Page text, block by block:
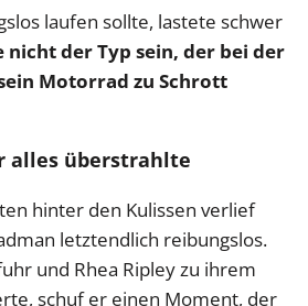
laufen sollte, lastete schwer
nicht der Typ sein, der bei der
Motorrad zu Schrott
alles überstrahlte
hinter den Kulissen verlief
letztendlich reibungslos.
und Rhea Ripley zu ihrem
schuf er einen Moment, der